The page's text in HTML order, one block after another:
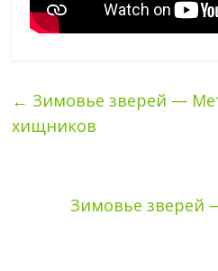
← Зимовье зверей —
хищников
Зимовье зверей